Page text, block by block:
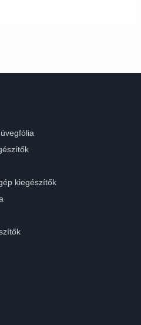
kiegészítők